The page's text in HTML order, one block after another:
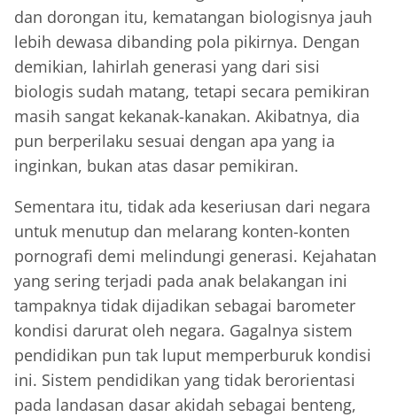
dan dorongan itu, kematangan biologisnya jauh
lebih dewasa dibanding pola pikirnya. Dengan
demikian, lahirlah generasi yang dari sisi
biologis sudah matang, tetapi secara pemikiran
masih sangat kekanak-kanakan. Akibatnya, dia
pun berperilaku sesuai dengan apa yang ia
inginkan, bukan atas dasar pemikiran.
Sementara itu, tidak ada keseriusan dari negara
untuk menutup dan melarang konten-konten
pornografi demi melindungi generasi. Kejahatan
yang sering terjadi pada anak belakangan ini
tampaknya tidak dijadikan sebagai barometer
kondisi darurat oleh negara. Gagalnya sistem
pendidikan pun tak luput memperburuk kondisi
ini. Sistem pendidikan yang tidak berorientasi
pada landasan dasar akidah sebagai benteng,